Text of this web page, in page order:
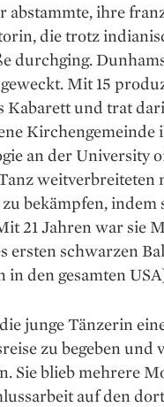
abstammte, ihre
die trotz
durchging.
Mit 15
Kabarett und trat
an der University
weitverbreiteten
bekämpfen,
21 Jahren war sie
ersten schwarzen
in den gesamten
junge Tänzerin
zu begeben
Sie blieb mehrere
auf den